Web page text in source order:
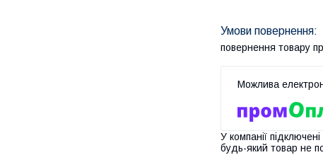
повернення товару
У компанії
будь-який товар не